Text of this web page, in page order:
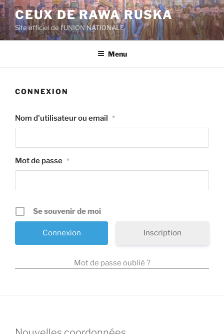
Aller
au
contenu
principal
CEUX DE RAWA RUSKA
Site officiel de l'UNION NATIONALE
Menu
CONNEXION
Nom d'utilisateur ou email *
Mot de passe *
Se souvenir de moi
Inscription
Mot de passe oublié ?